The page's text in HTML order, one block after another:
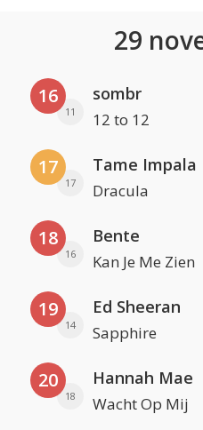
29
16
11
sombr
12 to 12
17
17
Tame Impala
Dracula
18
16
Bente
Kan Je Me Zien
19
14
Ed Sheeran
Sapphire
20
18
Hannah Mae
Wacht Op Mij